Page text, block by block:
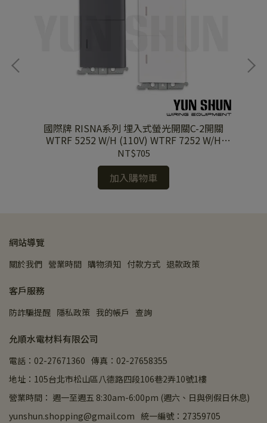
國際牌 RISNA系列 埋入式螢光開關C-2開關
WTRF 5252 W/H (110V) WTRF 7252 W/H
(220V) 單品
NT$705
加入購物車
網站導覽
關於我們 營業時間 購物須知 付款方式 退款政策
客戶服務
防詐騙提醒 隱私政策 我的帳戶 查詢
允順水電材料有限公司
電話：02-27671360 傳真：02-27658355
地址：105台北市松山區八德路四段106巷2弄10號1樓
營業時間： 週一至週五 8:30am-6:00pm (週六、日與例假日休息)
yunshun.shopping@gmail.com 統一編號：27359705